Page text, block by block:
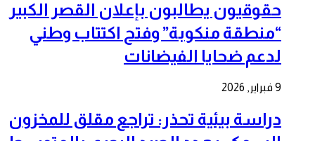
حقوقيون يطالبون بإعلان القصر الكبير
“منطقة منكوبة” وفتح اكتتاب وطني
لدعم ضحايا الفيضانات
9 فبراير, 2026
دراسة بيئية تحذر: تراجع مقلق للمخزون